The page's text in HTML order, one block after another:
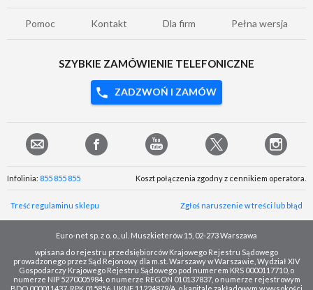
Pomoc Kontakt Dla firm Pełna wersja
SZYBKIE ZAMÓWIENIE TELEFONICZNE
ZADZWOŃ I ZAMÓW
Infolinia: 855 855 855 Koszt połączenia zgodny z cennikiem operatora.
Treść regulaminu sklepu Zgłoś naruszenie w treści lub błąd
Euro-net sp. z o. o., ul. Muszkieterów 15, 02-273 Warszawa
wpisana do rejestru przedsiębiorców Krajowego Rejestru Sądowego
prowadzonego przez Sąd Rejonowy dla m.st. Warszawy w Warszawie, Wydział XIV
Gospodarczy Krajowego Rejestru Sądowego pod numerem KRS 0000117710, o
numerze NIP 5270005984, o numerze REGON 010137837, o numerze rejestrowym